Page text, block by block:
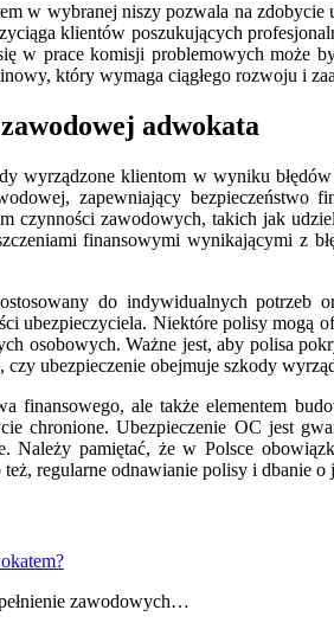
w wybranej niszy pozwala na
klientów poszukujących
w prace komisji problemowych może
który wymaga ciągłego rozwoju i
adwokata
klientom w wyniku
zapewniający
zawodowych, takich jak
finansowymi wynikającymi z
do indywidualnych potrzeb
ubezpieczyciela. Niektóre polisy mogą
osobowych. Ważne jest, aby polisa
ubezpieczenie obejmuje szkody
finansowego, ale także elementem
chronione. Ubezpieczenie OC jest
Należy pamiętać, że w Polsce
regularne odnawianie polisy i dbanie
zawodowych…